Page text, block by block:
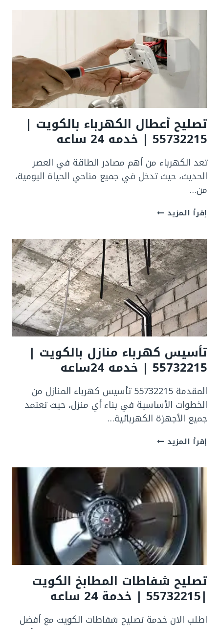
المحروقة للمنازل
الكويت|
55732215
|
خدمه
24
تصليح أعطال الكهرباء بالكويت |
55732215 | خدمه 24 ساعه
تعد الكهرباء من أهم مصادر الطاقة في العصر
الحديث، حيث تدخل في جميع مناحي الحياة اليومية،
من…
إقرأ المزيد تصليح
بالكويت
|
55732215
|
خدمه
24
ساعه
تأسيس كهرباء منازل بالكويت |
55732215 | خدمه 24ساعه
المقدمة 55732215 تأسيس كهرباء المنازل من
الخطوات الأساسية في بناء أي منزل، حيث تعتمد
جميع الأجهزة الكهربائية…
إقرأ المزيد تأسيس
بالكويت
|
55732215
|
خدمه
24ساعه
تصليح شفاطات المطابخ الكويت
|55732215 | خدمة 24 ساعه
اطلب الان خدمة تصليح شفاطات الكويت مع أفضل